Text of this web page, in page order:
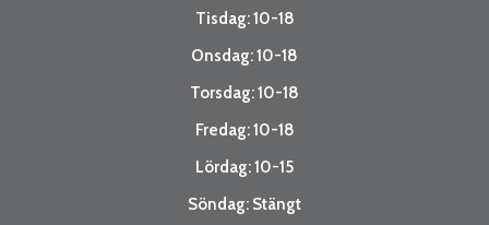
Tisdag: 10-18
Onsdag: 10-18
Torsdag: 10-18
Fredag: 10-18
Lördag: 10-15
Söndag: Stängt